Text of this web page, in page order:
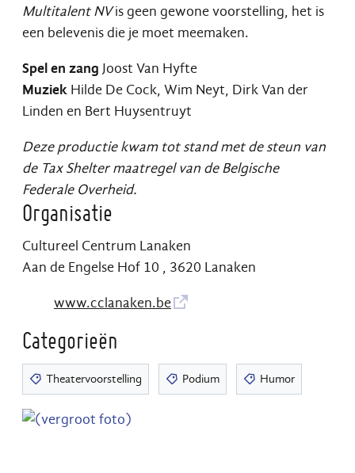
Multitalent NVis geen gewone voorstelling, het is
een belevenis die je moet meemaken.
Spel en zang Joost Van Hyfte
Muziek Hilde De Cock, Wim Neyt, Dirk Van der
Linden en Bert Huysentruyt
Deze productie kwam tot stand met de steun van
de Tax Shelter maatregel van de Belgische
Federale Overheid.
Organisatie
Cultureel Centrum Lanaken
Aan de Engelse Hof 10 , 3620 Lanaken
Websitewww.cclanaken.be
Categorieën
Theatervoorstelling Podium Humor